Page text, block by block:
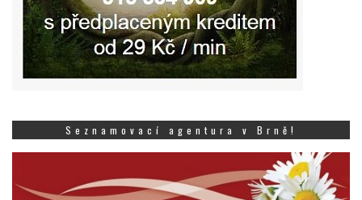
Seznamovací agentura v Brně!